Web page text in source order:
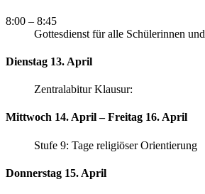
8:00 – 8:45
Gottesdienst für alle Schülerinnen
Dienstag 13. April
Zentralabitur Klausur:
Mittwoch 14. April – Freitag 16. April
Stufe 9: Tage religiöser Orientierung
Donnerstag 15. April